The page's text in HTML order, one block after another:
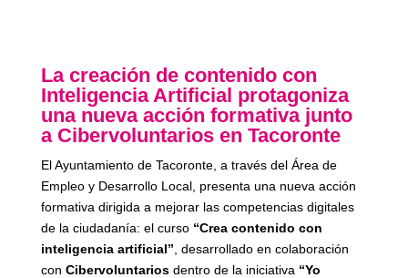
La creación de contenido con
Inteligencia Artificial protagoniza
una nueva acción formativa junto
a Cibervoluntarios en Tacoronte
El Ayuntamiento de Tacoronte, a través del Área de
Empleo y Desarrollo Local, presenta una nueva acción
formativa dirigida a mejorar las competencias digitales
de la ciudadanía: el curso “Crea contenido con
inteligencia artificial” , desarrollado en colaboración
con Cibervoluntariosdentro de la iniciativa “Yo